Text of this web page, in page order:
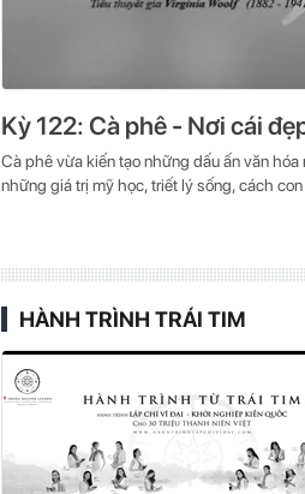
Kỳ 122: Cà phê - Nơi cái
Cà phê vừa kiến tạo những dấu ấn văn
những giá trị mỹ học, triết lý sống, cách
HÀNH TRÌNH TRÁI TIM